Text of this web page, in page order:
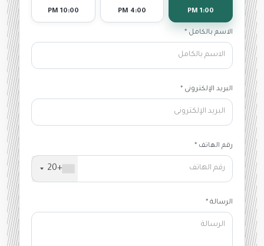
1:00 PM
4:00 PM
10:00 PM
الاسم بالكامل *
البريد الإلكترونى *
رقم الهاتف *
+20
الرسالة *